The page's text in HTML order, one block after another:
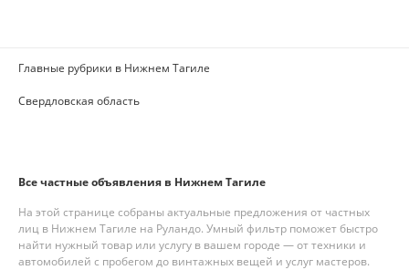
Главные рубрики в Нижнем Тагиле
Свердловская область
Все частные объявления в Нижнем Тагиле
На этой странице собраны актуальные предложения от частных
лиц в Нижнем Тагиле на Руландо. Умный фильтр поможет быстро
найти нужный товар или услугу в вашем городе — от техники и
автомобилей с пробегом до винтажных вещей и услуг мастеров.